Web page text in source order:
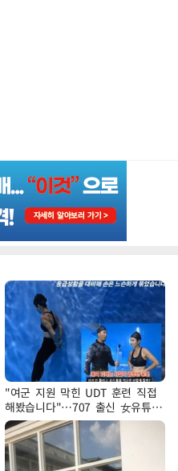
"여군 지원 막힌 UDT 훈련 직접
해봤습니다"…707 출신 女유튜버
'완벽 소화'